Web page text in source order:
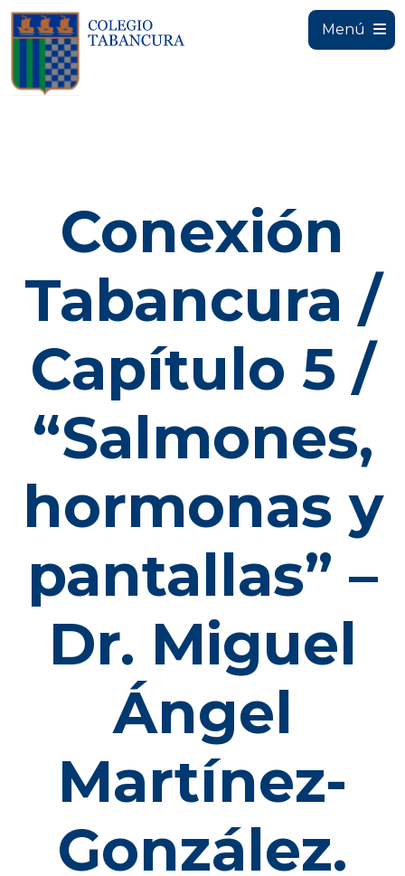
Menú
Conexión
Tabancura /
Capítulo 5 /
“Salmones,
hormonas y
pantallas” –
Dr. Miguel
Ángel
Martínez-
González.